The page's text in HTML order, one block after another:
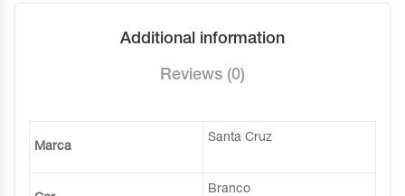
Additional information
Reviews (0)
Marca
Santa Cruz
Branco